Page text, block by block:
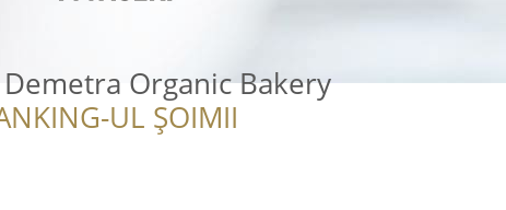
Organic Bakery
UL ȘOIMII